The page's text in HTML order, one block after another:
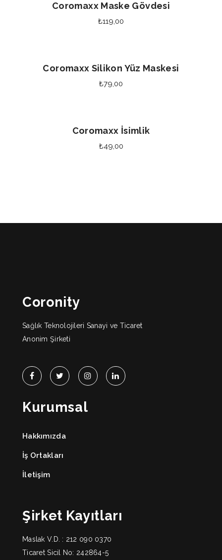
Coromaxx Maske Gövdesi
₺119,00
Coromaxx Silikon Yüz Maskesi
₺79,00
Coromaxx İsimlik
₺49,00
Coronity
Sağlık Teknolojileri Sanayi ve Ticaret
Anonim Şirketi
Kurumsal
Hakkımızda
İş Ortakları
İletişim
Şirket Kayıtları
Maslak V.D. : 212 090 0370
Ticaret Sicil No: 242864-5